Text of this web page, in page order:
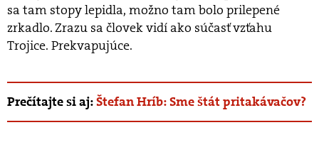
sa tam stopy lepidla, možno tam bolo prilepené
zrkadlo. Zrazu sa človek vidí ako súčasť vzťahu
Trojice. Prekvapujúce.
Prečítajte si aj:Štefan Hríb: Sme štát pritakávačov?